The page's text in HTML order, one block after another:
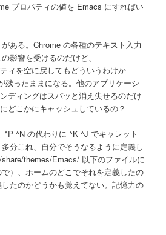
プロパティの値を Emacs にすればい
ある。Chrome の各種のテキスト入力
影響を受けるのだけど、
ィを空に戻してもどういうわけか
残ったままになる。他のアプリケーシ
ディングはスパッと消え失せるのだけ
どこかにキャッシュしているの？
^P ^N の代わりに ^K ^J でキャレット
分これ、自分でそうなるように定義し
themes/Emacs/ 以下のファイルに
）、ホームのどこでそれを定義したの
たのかどうかも覚えてない。記憶力の